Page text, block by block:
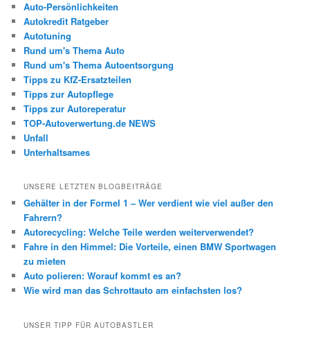
Auto-Persönlichkeiten
Autokredit Ratgeber
Autotuning
Rund um's Thema Auto
Rund um's Thema Autoentsorgung
Tipps zu KfZ-Ersatzteilen
Tipps zur Autopflege
Tipps zur Autoreperatur
TOP-Autoverwertung.de NEWS
Unfall
Unterhaltsames
UNSERE LETZTEN BLOGBEITRÄGE
Gehälter in der Formel 1 – Wer verdient wie viel außer den
Fahrern?
Autorecycling: Welche Teile werden weiterverwendet?
Fahre in den Himmel: Die Vorteile, einen BMW Sportwagen
zu mieten
Auto polieren: Worauf kommt es an?
Wie wird man das Schrottauto am einfachsten los?
UNSER TIPP FÜR AUTOBASTLER